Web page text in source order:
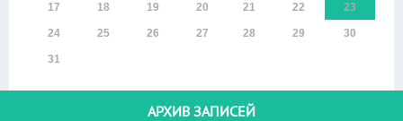
17 18 19 20 21 22 23
24 25 26 27 28 29 30
31
АРХИВ ЗАПИСЕЙ